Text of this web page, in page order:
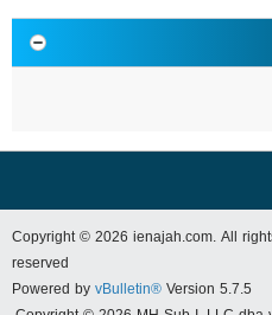
Copyright © 2026 ienajah.com. All
reserved
Powered byvBulletin®Version 5.7.5